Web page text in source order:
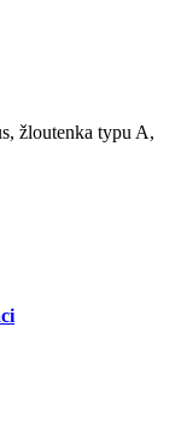
žloutenka typu A,